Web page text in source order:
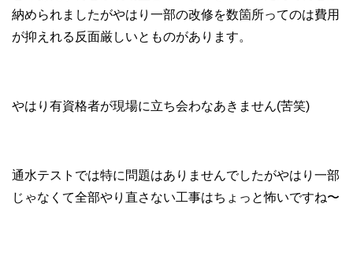
納められましたがやはり一部の改修を数箇所ってのは費用
が抑えれる反面厳しいとものがあります。
やはり有資格者が現場に立ち会わなあきません(苦笑)
通水テストでは特に問題はありませんでしたがやはり一部
じゃなくて全部やり直さない工事はちょっと怖いですね〜